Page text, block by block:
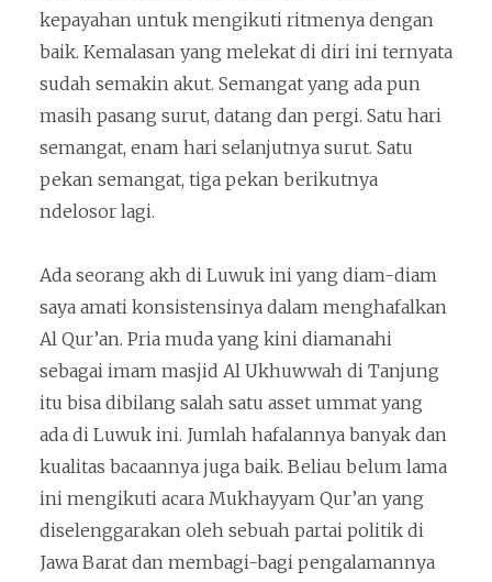
kepayahan untuk mengikuti ritmenya dengan
baik. Kemalasan yang melekat di diri ini ternyata
sudah semakin akut. Semangat yang ada pun
masih pasang surut, datang dan pergi. Satu hari
semangat, enam hari selanjutnya surut. Satu
pekan semangat, tiga pekan berikutnya
ndelosor lagi.
Ada seorang akh di Luwuk ini yang diam-diam
saya amati konsistensinya dalam menghafalkan
Al Qur’an. Pria muda yang kini diamanahi
sebagai imam masjid Al Ukhuwwah di Tanjung
itu bisa dibilang salah satu asset ummat yang
ada di Luwuk ini. Jumlah hafalannya banyak dan
kualitas bacaannya juga baik. Beliau belum lama
ini mengikuti acara Mukhayyam Qur’an yang
diselenggarakan oleh sebuah partai politik di
Jawa Barat dan membagi-bagi pengalamannya